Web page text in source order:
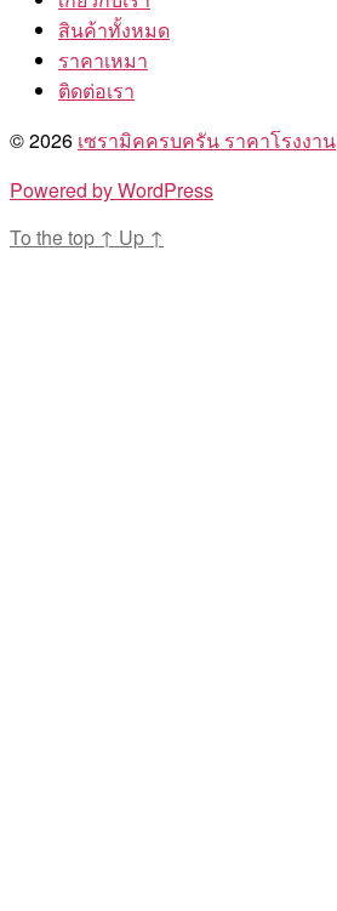
สินค้าทั้งหมด
ราคาเหมา
ติดต่อเรา
© 2026 เซรามิคครบครัน ราคาโรงงาน
Powered by WordPress
To the top ↑ Up ↑